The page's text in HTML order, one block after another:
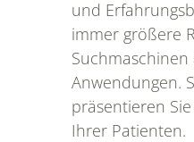
und
immer größere
Suchmaschinen
Anwendungen.
präsentieren
Ihrer Patienten.